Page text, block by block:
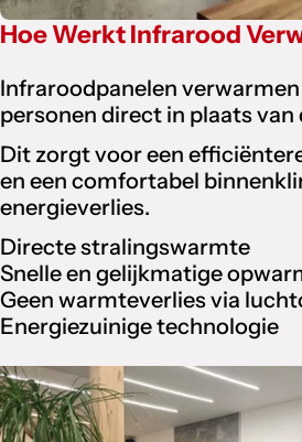
Hoe Werkt Infrarood
Infraroodpanelen
personen direct in plaats van
Dit zorgt voor een
en een comfortabel
energieverlies.
Directe stralingswarmte
Snelle en gelijkmatige
Geen warmteverlies via
Energiezuinige technologie